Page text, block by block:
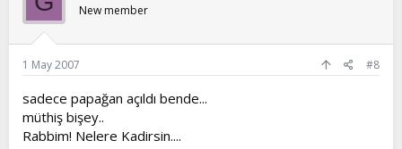
New member
1 May 2007 #8
sadece papağan açıldı bende...
müthiş bişey..
Rabbim! Nelere Kadirsin....